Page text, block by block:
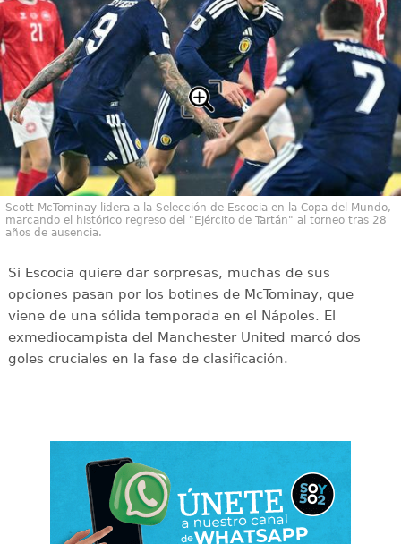
Scott McTominay lidera a la Selección de Escocia en la Copa del Mundo,
marcando el histórico regreso del "Ejército de Tartán" al torneo tras 28
años de ausencia.
Si Escocia quiere dar sorpresas, muchas de sus
opciones pasan por los botines de McTominay, que
viene de una sólida temporada en el Nápoles. El
exmediocampista del Manchester United marcó dos
goles cruciales en la fase de clasificación.